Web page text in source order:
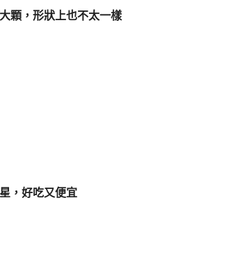
顆，形狀上也不太一樣
，好吃又便宜